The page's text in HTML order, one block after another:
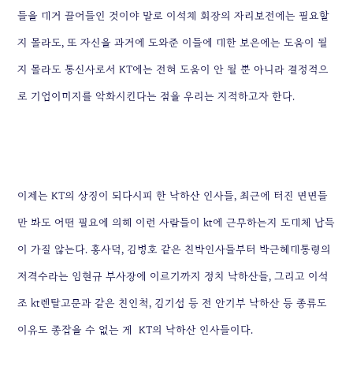
들을 대거 끌어들인 것이야 말로 이석채 회장의 자리보전에는 필요할
지 몰라도, 또 자신을 과거에 도와준 이들에 대한 보은에는 도움이 될
지 몰라도통신사로서 KT에는 전혀 도움이 안 될 뿐 아니라 결정적으
로 기업이미지를 악화시킨다는 점을 우리는 지적하고자 한다.
이제는 KT의 상징이 되다시피 한 낙하산 인사들, 최근에 터진 면면들
만 봐도 어떤 필요에 의해 이런 사람들이 kt에 근무하는지 도대체 납득
이 가질 않는다.홍사덕, 김병호 같은 친박인사들부터 박근혜대통령의
저격수라는 임현규 부사장에 이르기까지 정치 낙하산들, 그리고 이석
조 kt렌탈고문과 같은 친인척, 김기섭 등 전 안기부 낙하산 등 종류도
이유도 종잡을 수 없는 게 KT의 낙하산 인사들이다.